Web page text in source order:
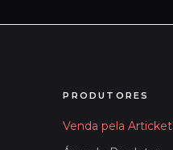
PRODUTORES
Venda pela Articket